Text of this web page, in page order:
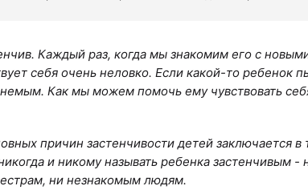
Каждый раз, когда мы знакомим его с
себя очень неловко. Если какой-то ребенок
немым. Как мы можем помочь ему чувствовать
причин застенчивости детей заключается в
и никому называть ребенка застенчивым -
ни незнакомым людям.